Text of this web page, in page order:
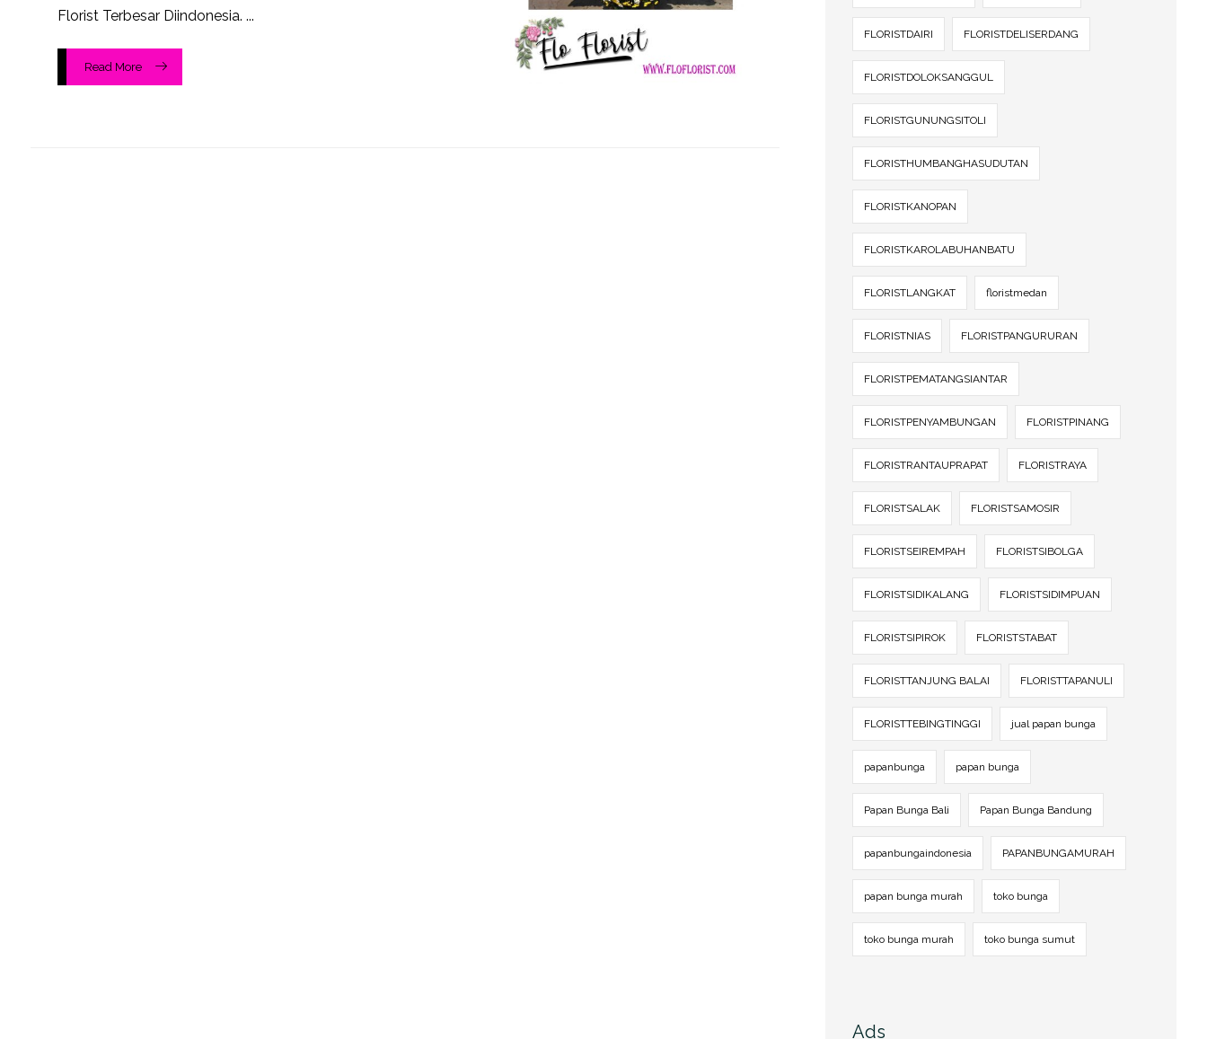
Florist Terbesar Diindonesia. ...
Read More
FLORISTDAIRI FLORISTDELISERDANG
FLORISTDOLOKSANGGUL
FLORISTGUNUNGSITOLI
FLORISTHUMBANGHASUDUTAN
FLORISTKANOPAN
FLORISTKAROLABUHANBATU
FLORISTLANGKAT floristmedan
FLORISTNIAS FLORISTPANGURURAN
FLORISTPEMATANGSIANTAR
FLORISTPENYAMBUNGAN FLORISTPINANG
FLORISTRANTAUPRAPAT FLORISTRAYA
FLORISTSALAK FLORISTSAMOSIR
FLORISTSEIREMPAH FLORISTSIBOLGA
FLORISTSIDIKALANG FLORISTSIDIMPUAN
FLORISTSIPIROK FLORISTSTABAT
FLORISTTANJUNG BALAI FLORISTTAPANULI
FLORISTTEBINGTINGGI jual papan bunga
papanbunga papan bunga
Papan Bunga Bali Papan Bunga Bandung
papanbungaindonesia PAPANBUNGAMURAH
papan bunga murah toko bunga
toko bunga murah toko bunga sumut
Ads